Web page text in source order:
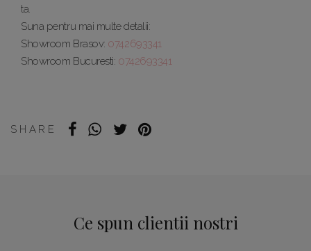
ta.
Suna pentru mai multe detalii:
Showroom Brasov: 0742693341
Showroom Bucuresti: 0742693341
SHARE
Ce spun clientii nostri